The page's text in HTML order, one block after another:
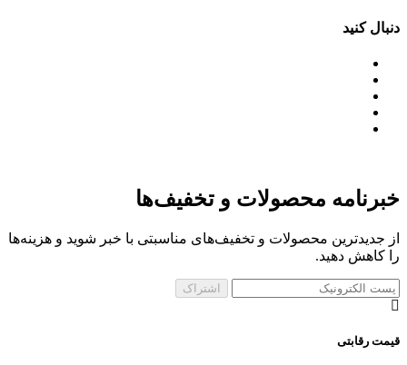
دنبال کنید
خبرنامه محصولات و تخفیف‌ها
از جدیدترین محصولات و تخفیف‌های مناسبتی با خبر شوید و هزینه‌ها
را کاهش دهید.
اشتراک
قیمت رقابتی